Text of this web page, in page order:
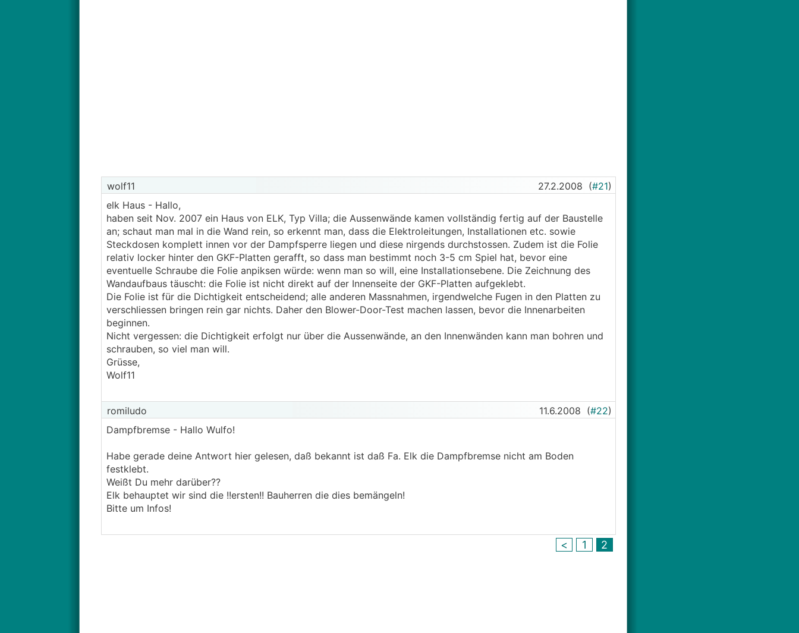
Ersuche ich euch um Tipps wie ich das haus mit einfachen mitteln verbessern kann.
Danke für eure Hilfe und Meinung
wolf11 27.2.2008 (#21)
elk Haus - Hallo,
haben seit Nov. 2007 ein Haus von ELK, Typ Villa; die Aussenwände kamen vollständig fertig auf der Baustelle
an; schaut man mal in die Wand rein, so erkennt man, dass die Elektroleitungen, Installationen etc. sowie
Steckdosen komplett innen vor der Dampfsperre liegen und diese nirgends durchstossen. Zudem ist die Folie
relativ locker hinter den GKF-Platten gerafft, so dass man bestimmt noch 3-5 cm Spiel hat, bevor eine
eventuelle Schraube die Folie anpiksen würde: wenn man so will, eine Installationsebene. Die Zeichnung des
Wandaufbaus täuscht: die Folie ist nicht direkt auf der Innenseite der GKF-Platten aufgeklebt.
Die Folie ist für die Dichtigkeit entscheidend; alle anderen Massnahmen, irgendwelche Fugen in den Platten zu
verschliessen bringen rein gar nichts. Daher den Blower-Door-Test machen lassen, bevor die Innenarbeiten
beginnen.
Nicht vergessen: die Dichtigkeit erfolgt nur über die Aussenwände, an den Innenwänden kann man bohren und
schrauben, so viel man will.
Grüsse,
Wolf11
romiludo 11.6.2008 (#22)
Dampfbremse - Hallo Wulfo!
Habe gerade deine Antwort hier gelesen, daß bekannt ist daß Fa. Elk die Dampfbremse nicht am Boden
festklebt.
Weißt Du mehr darüber??
Elk behauptet wir sind die !!ersten!! Bauherren die dies bemängeln!
Bitte um Infos!
< 1 2